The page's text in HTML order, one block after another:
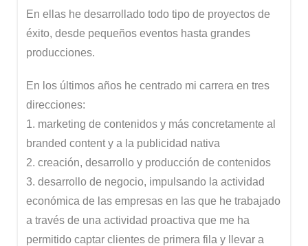
En ellas he desarrollado todo tipo de proyectos de
éxito, desde pequeños eventos hasta grandes
producciones.
En los últimos años he centrado mi carrera en tres
direcciones:
1. marketing de contenidos y más concretamente al
branded content y a la publicidad nativa
2. creación, desarrollo y producción de contenidos
3. desarrollo de negocio, impulsando la actividad
económica de las empresas en las que he trabajado
a través de una actividad proactiva que me ha
permitido captar clientes de primera fila y llevar a